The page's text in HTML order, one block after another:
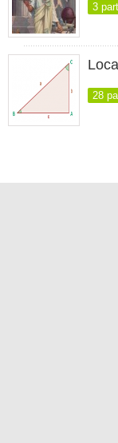
3
28